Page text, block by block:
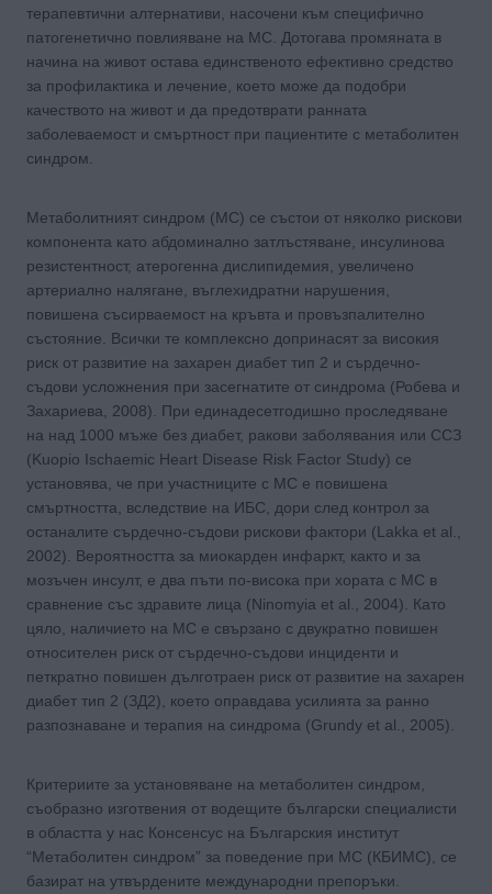
терапевтични алтернативи, насочени към специфично
патогенетично повлияване на МС. Дотогава промяната в
начина на живот остава единственото ефективно средство
за профилактика и лечение, което може да подобри
качеството на живот и да предотврати ранната
заболеваемост и смъртност при пациентите с метаболитен
синдром.
Метаболитният синдром (МС) се състои от няколко рискови
компонента като абдоминално затлъстяване, инсулинова
резистентност, атерогенна дислипидемия, увеличено
артериално налягане, въглехидратни нарушения,
повишена съсирваемост на кръвта и провъзпалително
състояние. Всички те комплексно допринасят за високия
риск от развитие на захарен диабет тип 2 и сърдечно-
съдови усложнения при засегнатите от синдрома (Робева и
Захариева, 2008). При единадесетгодишно проследяване
на над 1000 мъже без диабет, ракови заболявания или ССЗ
(Kuopio Ischaemic Heart Disease Risk Factor Study) се
установява, че при участниците с МС е повишена
смъртността, вследствие на ИБС, дори след контрол за
останалите сърдечно-съдови рискови фактори (Lakka et al.,
2002). Вероятността за миокарден инфаркт, както и за
мозъчен инсулт, е два пъти по-висока при хората с МС в
сравнение със здравите лица (Ninomyia et al., 2004). Като
цяло, наличието на МС е свързано с двукратно повишен
относителен риск от сърдечно-съдови инциденти и
петкратно повишен дълготраен риск от развитие на захарен
диабет тип 2 (ЗД2), което оправдава усилията за ранно
разпознаване и терапия на синдрома (Grundy et al., 2005).
Критериите за установяване на метаболитен синдром,
съобразно изготвения от водещите български специалисти
в областта у нас Консенсус на Българския институт
“Метаболитен синдром” за поведение при МС (КБИМС), се
базират на утвърдените международни препоръки.